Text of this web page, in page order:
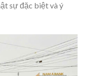
sự đặc biệt và ý